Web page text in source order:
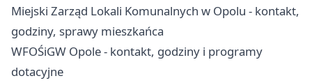
Miejski Zarząd Lokali Komunalnych w Opolu - kontakt,
godziny, sprawy mieszkańca
WFOŚiGW Opole - kontakt, godziny i programy
dotacyjne